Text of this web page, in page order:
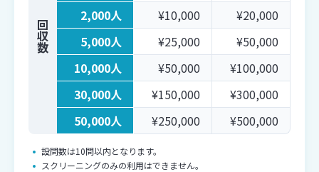
回収数
2,000人
¥10,000
¥20,000
5,000人
¥25,000
¥50,000
10,000人
¥50,000
¥100,000
30,000人
¥150,000
¥300,000
50,000人
¥250,000 ¥500,000
設問数は10問以内となります。
スクリーニングのみの利用はできません。